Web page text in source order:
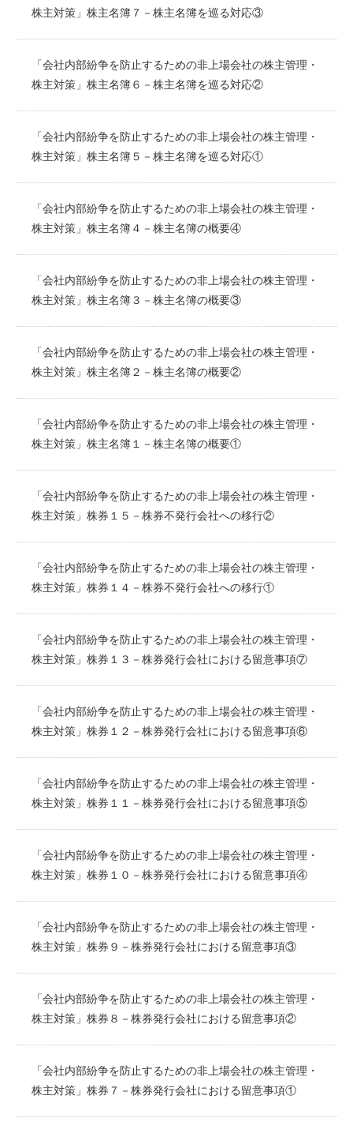
株主対策」株主名簿７－株主名簿を巡る対応③
「会社内部紛争を防止するための非上場会社の株主管理・
株主対策」株主名簿６－株主名簿を巡る対応②
「会社内部紛争を防止するための非上場会社の株主管理・
株主対策」株主名簿５－株主名簿を巡る対応①
「会社内部紛争を防止するための非上場会社の株主管理・
株主対策」株主名簿４－株主名簿の概要④
「会社内部紛争を防止するための非上場会社の株主管理・
株主対策」株主名簿３－株主名簿の概要③
「会社内部紛争を防止するための非上場会社の株主管理・
株主対策」株主名簿２－株主名簿の概要②
「会社内部紛争を防止するための非上場会社の株主管理・
株主対策」株主名簿１－株主名簿の概要①
「会社内部紛争を防止するための非上場会社の株主管理・
株主対策」株券１５－株券不発行会社への移行②
「会社内部紛争を防止するための非上場会社の株主管理・
株主対策」株券１４－株券不発行会社への移行①
「会社内部紛争を防止するための非上場会社の株主管理・
株主対策」株券１３－株券発行会社における留意事項⑦
「会社内部紛争を防止するための非上場会社の株主管理・
株主対策」株券１２－株券発行会社における留意事項⑥
「会社内部紛争を防止するための非上場会社の株主管理・
株主対策」株券１１－株券発行会社における留意事項⑤
「会社内部紛争を防止するための非上場会社の株主管理・
株主対策」株券１０－株券発行会社における留意事項④
「会社内部紛争を防止するための非上場会社の株主管理・
株主対策」株券９－株券発行会社における留意事項③
「会社内部紛争を防止するための非上場会社の株主管理・
株主対策」株券８－株券発行会社における留意事項②
「会社内部紛争を防止するための非上場会社の株主管理・
株主対策」株券７－株券発行会社における留意事項①